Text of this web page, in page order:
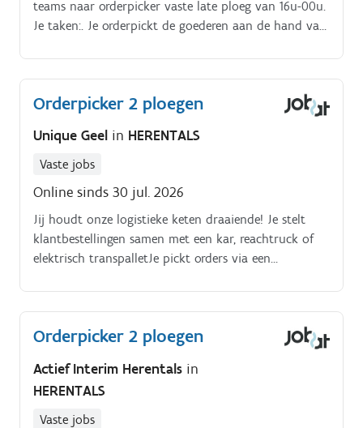
teams naar orderpicker vaste late ploeg van 16u-00u.
Je taken:. Je orderpickt de goederen aan de hand van
de goederen verplaats je deze naar de juiste
stockageplaats binnen het magazijn Je zet goederen
klaar op de juiste pickplaats volgend transport, klant,
Orderpicker 2 ploegen
Unique Geel in HERENTALS
Vaste jobs
Online sinds 30 jul. 2026
Jij houdt onze logistieke keten draaiende! Je stelt
klantbestellingen samen met een kar, reachtruck of
elektrisch transpalletJe pickt orders via een
Orderpicker 2 ploegen
Actief Interim Herentals in
HERENTALS
Vaste jobs